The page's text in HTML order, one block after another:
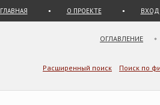
ГЛАВНАЯ О ПРОЕКТЕ ВХОД
ОГЛАВЛЕНИЕ
Расширенный поиск Поиск по